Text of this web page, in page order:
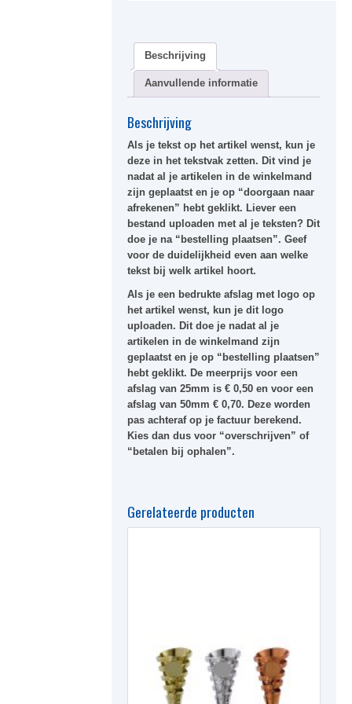
Beschrijving
Aanvullende informatie
Beschrijving
Als je tekst op het artikel wenst, kun je
deze in hettekstvak zetten. Dit vind je
nadat al je artikelen in de winkelmand
zijn geplaatst en je op “doorgaan naar
afrekenen” hebt geklikt. Liever een
bestand uploaden met al je teksten? Dit
doe je na “bestelling plaatsen”. Geef
voor de duidelijkheid even aan welke
tekst bij welk artikel hoort.
Als je een bedrukte afslag met logo op
het artikel wenst, kun je dit logo
uploaden. Dit doe je nadat al je
artikelen in de winkelmand zijn
geplaatst en je op “bestelling plaatsen”
hebt geklikt. De meerprijs voor een
afslag van 25mm is € 0,50 en voor een
afslag van 50mm € 0,70. Deze worden
pas achteraf op je factuur berekend.
Kies dan dus voor “overschrijven” of
“betalen bij ophalen”.
Gerelateerde producten